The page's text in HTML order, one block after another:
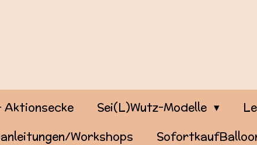
Aktionsecke Sei(L)Wutz-Modelle
Workshops